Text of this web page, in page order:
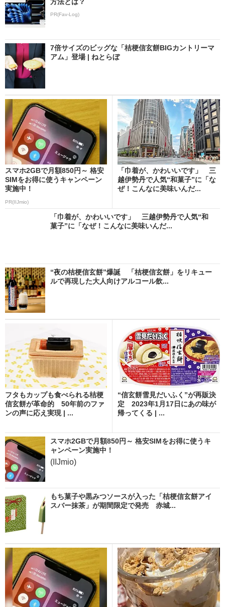
PR(Fav-Log)
7倍サイズのビッグな「桔梗信玄餅BIGカントリーマ
アム」登場 | ねとらぼ
スマホ2GBで月額850円～ 格安
SIMをお得に使うキャンペーン
実施中！
PR(IIJmio)
「巾着が、かわいいです」 三
越伊勢丹で人気“和菓子”に「な
ぜ！こんなに美味いんだ...
「巾着が、かわいいです」 三越伊勢丹で人気“和
菓子”に「なぜ！こんなに美味いんだ...
“夜の桔梗信玄餅”爆誕 「桔梗信玄餅」をリキュー
ルで再現した大人向けアルコール飲...
フタもカップも食べられる桔梗
信玄餅が革命的 50年前のファ
ンの声に応え実現 | ...
“信玄餅雪見だいふく”が再販決
定 2023年1月17日にあの味が
帰ってくる | ...
スマホ2GBで月額850円～ 格安SIMをお得に使うキ
ャンペーン実施中！
(IIJmio)
もち菓子や黒みつソースが入った「桔梗信玄餅アイ
スバー抹茶」が期間限定で発売 赤城...